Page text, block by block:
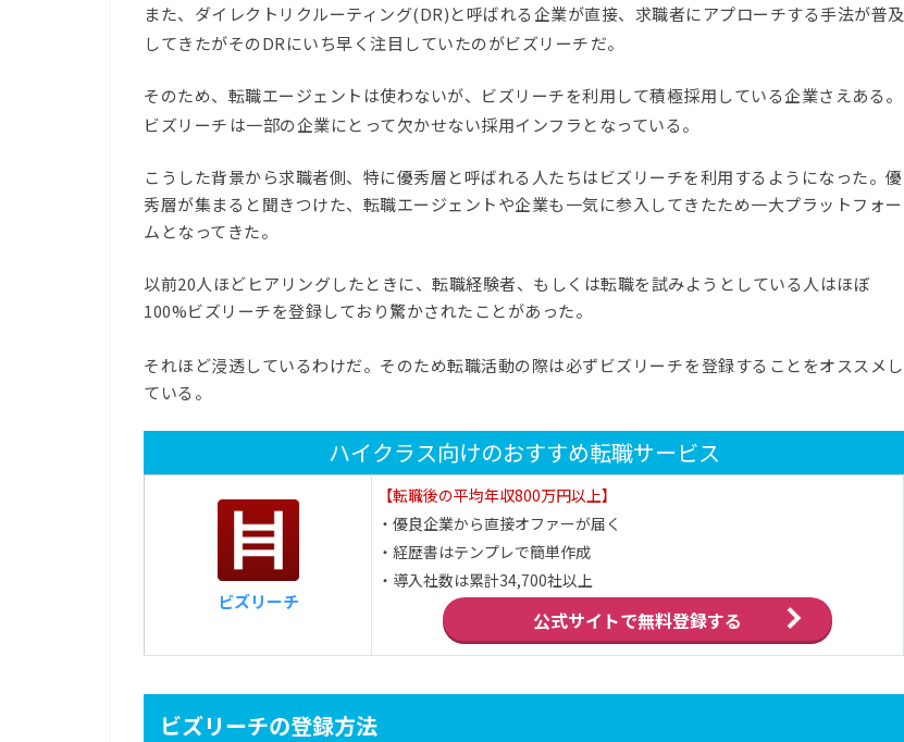
また、ダイレクトリクルーティング(DR)と呼ばれる企業が直接、求職者にアプローチする手法が普及
してきたがそのDRにいち早く注目していたのがビズリーチだ。
そのため、転職エージェントは使わないが、ビズリーチを利用して積極採用している企業さえある。
ビズリーチ は一部の企業にとって欠かせない採用インフラとなっている。
こうした背景から求職者側、特に優秀層と呼ばれる人たちはビズリーチを利用するようになった。優
秀層が集まると聞きつけた、転職エージェントや企業も一気に参入してきたため一大プラットフォー
ムとなってきた。
以前20人ほどヒアリングしたときに、転職経験者、もしくは転職を試みようとしている人はほぼ
100%ビズリーチを登録しており驚かされたことがあった。
それほど浸透しているわけだ。そのため転職活動の際は必ずビズリーチを登録することをオススメし
ている。
ハイクラス向けのおすすめ転職サービス
ビズリーチ
【転職後の平均年収800万円以上】
・優良企業から直接オファーが届く
・経歴書はテンプレで簡単作成
・導入社数は累計34,700社以上
公式サイトで無料登録する
ビズリーチの登録方法